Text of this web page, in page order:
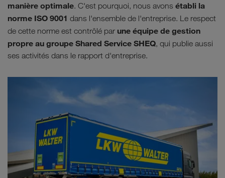
manière optimale. C'est pourquoi, nous avons établi la
norme ISO 9001 dans l'ensemble de l'entreprise. Le respect
de cette norme est contrôlé par une équipe de gestion
propre au groupe Shared Service SHEQ, qui publie aussi
ses activités dans le rapport d'entreprise.